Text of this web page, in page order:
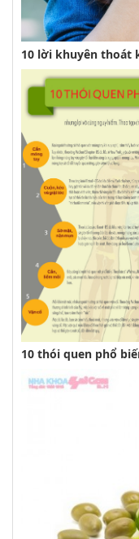
10 lời khuyên thoát
10 thói quen phổ